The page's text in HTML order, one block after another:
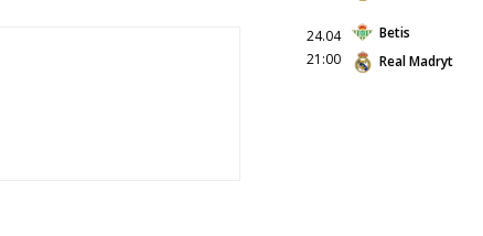
24.04
21:00
Betis
Real Madryt